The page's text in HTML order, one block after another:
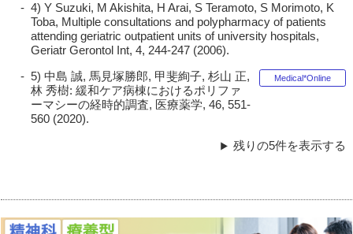
4) Y Suzuki, M Akishita, H Arai, S Teramoto, S Morimoto, K
Toba, Multiple consultations and polypharmacy of patients
attending geriatric outpatient units of university hospitals,
Geriatr Gerontol Int, 4, 244-247 (2006).
5) 中島 誠, 馬見塚勝郎, 甲斐絢子, 杉山 正,
林 秀樹: 緩和ケア病棟におけるポリファ
ーマシーの経時的調査, 医療薬学, 46, 551-
560 (2020).
Medical*Online
残りの5件を表示する